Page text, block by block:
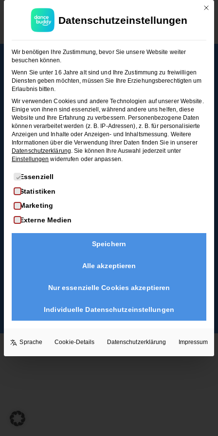
Rechtl
AGB
Widerrufsrecht
Impressum
Widerruf
Mehr
Membership
FAQ
Blog
Schwungvoll
durchstarten: Swing
Anfänger*innen
So wirst du zum
Discofox-Profi
Salsa als
Hochzeitstanz
Copyright ©2026. Alle Rechte vorbehalten.
Mit
Datenschutzeinstellungen
Wir benötigen Ihre Zustimmung, bevor Sie unsere Website weiter
besuchen können.
Wenn Sie unter 16 Jahre alt sind und Ihre Zustimmung zu freiwilligen
Diensten geben möchten, müssen Sie Ihre Erziehungsberechtigten um
Erlaubnis bitten.
Wir verwenden Cookies und andere Technologien auf unserer Website.
Einige von ihnen sind essenziell, während andere uns helfen, diese
Website und Ihre Erfahrung zu verbessern. Personenbezogene Daten
können verarbeitet werden (z. B. IP-Adressen), z. B. für personalisierte
Anzeigen und Inhalte oder Anzeigen- und Inhaltsmessung. Weitere
Informationen über die Verwendung Ihrer Daten finden Sie in unserer
Datenschutzerklärung. Sie können Ihre Auswahl jederzeit unter
Einstellungen widerrufen oder anpassen.
Es folgt eine Liste der Service-Gruppen, für die eine
Essenziell
Statistiken
Marketing
Externe Medien
Speichern
Alle akzeptieren
Nur essenzielle Cookies akzeptieren
Individuelle Datenschutzeinstellungen
Sprache Cookie-Details Datenschutzerklärung Impressum